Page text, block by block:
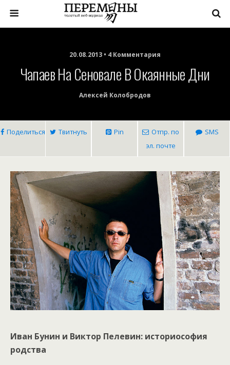
20.08.2013 • 4 Комментария
Чапаев На Сеновале В Окаянные Дни
Алексей Колобродов
Поделиться Твитнуть Pin
Отпр. по
эл. почте
SMS
Иван Бунин и Виктор Пелевин: историософия
родства